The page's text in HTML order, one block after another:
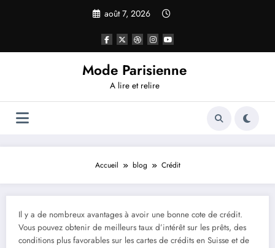
août 7, 2026
Mode Parisienne
A lire et relire
Accueil blog Crédit
Il y a de nombreux avantages à avoir une bonne cote de crédit.
Vous pouvez obtenir de meilleurs taux d’intérêt sur les prêts, des
conditions plus favorables sur les cartes de crédits en Suisse et de